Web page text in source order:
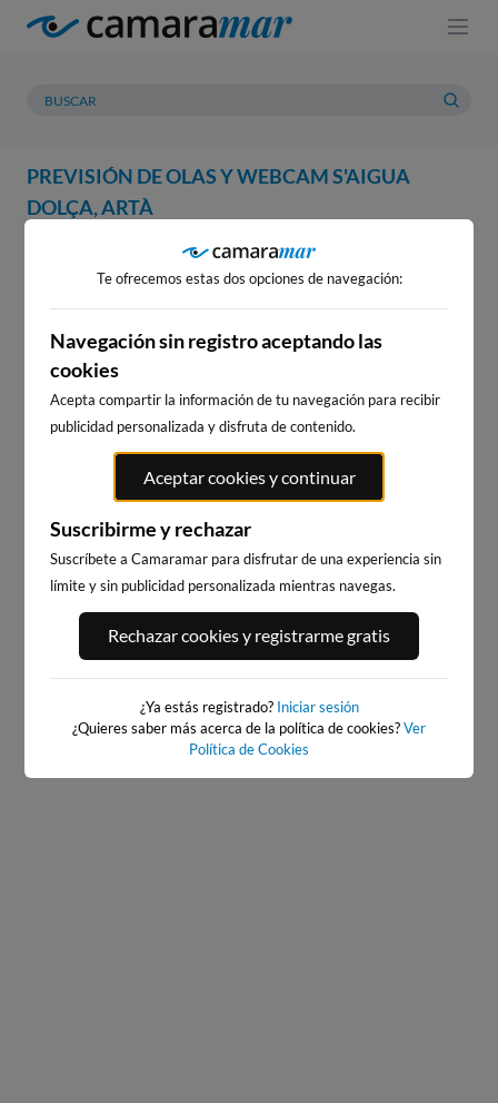
PREVISIÓN DE OLAS Y WEBCAM S'AIGUA
DOLÇA, ARTÀ
PREVISIÓN METEOROLOGÍA
WEBCAM S'AIGUA DOLÇA,
ARTÀ
WEBCAMS CERCANAS
PORT ANDRATX
84km · Andratx
PLAYA DE SITGES
0.0 m CHOPI
Te ofrecemos estas dos opciones de navegación:
Navegación sin registro aceptando las
cookies
Acepta compartir la información de tu navegación para recibir
publicidad personalizada y disfruta de contenido.
Aceptar cookies y continuar
Suscribirme y rechazar
Suscríbete a Camaramar para disfrutar de una experiencia sin
límite y sin publicidad personalizada mientras navegas.
Rechazar cookies y registrarme gratis
¿Ya estás registrado? Iniciar sesión
¿Quieres saber más acerca de la política de cookies?Ver
Política de Cookies